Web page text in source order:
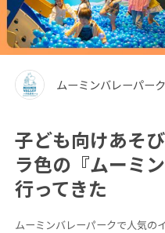
ムーミンバレーパーク
子ども向けあそ
ラ色の『ムーミ
行ってきた
ムーミンバレーパークで人気の